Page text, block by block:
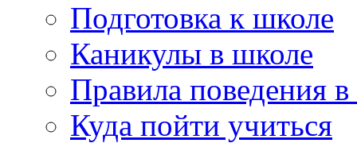
Подготовка к школе
Каникулы в школе
Правила поведения
Куда пойти учиться